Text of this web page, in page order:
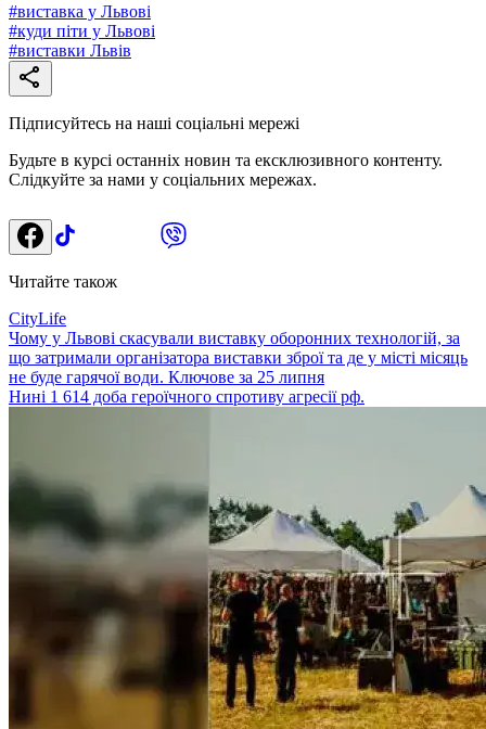
#виставка у Львові
#куди піти у Львові
#виставки Львів
Підписуйтесь на наші соціальні мережі
Будьте в курсі останніх новин та ексклюзивного контенту.
Слідкуйте за нами у соціальних мережах.
Читайте також
CityLife
Чому у Львові скасували виставку оборонних технологій, за
що затримали організатора виставки зброї та де у місті місяць
не буде гарячої води. Ключове за 25 липня
Нині 1 614 доба героїчного спротиву агресії рф.